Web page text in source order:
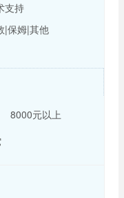
支持
|保姆|其他
8000元以上